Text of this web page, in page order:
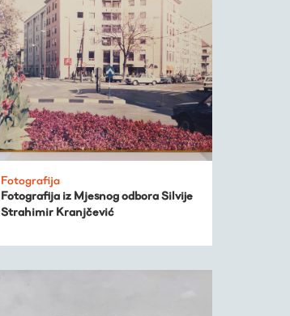
Fotografija
Fotografija iz Mjesnog odbora Silvije
Strahimir Kranjčević